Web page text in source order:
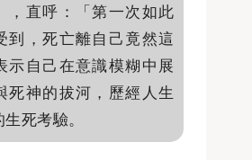
，直呼：「第一次如此
到，死亡離自己竟然這
示自己在意識模糊中展
死神的拔河，歷經人生
死考驗。